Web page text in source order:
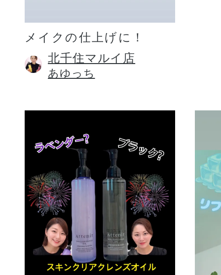
メイクの仕上げに！
北千住マルイ店
あゆっち